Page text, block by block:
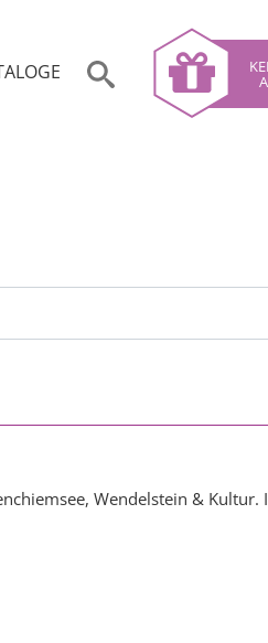
Wendelstein & Kultur.